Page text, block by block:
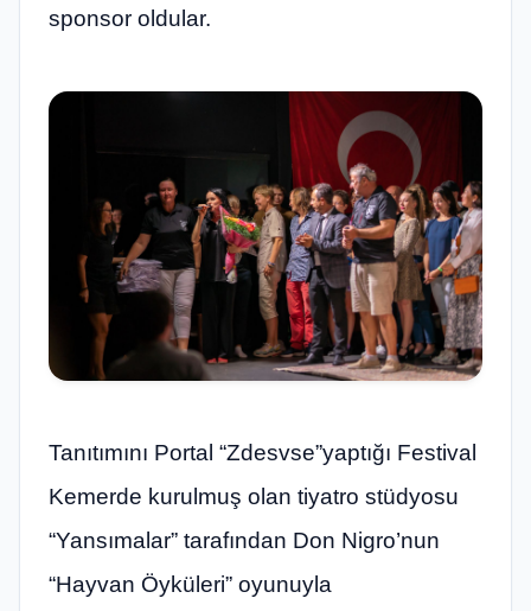
sponsor oldular.
Tanıtımını Portal “Zdesvse”yaptığı Festival
Kemerde kurulmuş olan tiyatro stüdyosu
“Yansımalar” tarafından Don Nigro’nun
“Hayvan Öyküleri” oyunuyla